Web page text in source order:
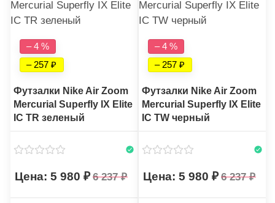
– 4 %
– 257
Футзалки Nike Air Zoom
Mercurial Superfly IX Elite
IC TR зеленый
5 980 6 237
– 4 %
– 257
Футзалки Nike Air Zoom
Mercurial Superfly IX Elite
IC TW черный
5 980 6 237